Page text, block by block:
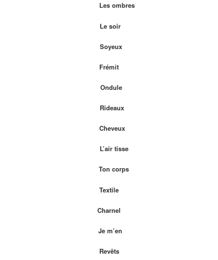
Les ombres
Le soir
Soyeux
Frémit
Ondule
Rideaux
Cheveux
L’air tisse
Ton corps
Textile
Charnel
Je m’en
Revêts